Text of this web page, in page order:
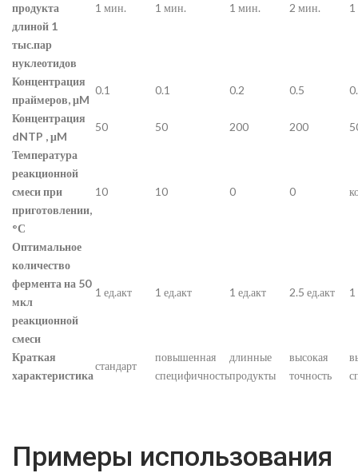
продукта
длиной 1
тыс.пар
нуклеотидов
1 мин. 1 мин. 1 мин. 2 мин.
Концентрация
праймеров, μM
0.1 0.1 0.2 0.5
Концентрация
dNTP , μM
50 50 200 200
Температура
реакционной
смеси при
приготовлении,
°С
10 10 0 0
Оптимальное
количество
фермента на 50
мкл
реакционной
смеси
1 ед.акт 1 ед.акт 1 ед.акт 2.5 ед.акт 1
Краткая
характеристика
стандарт
повышенная
специфичность
длинные
продукты
высокая
точность
Примеры использования